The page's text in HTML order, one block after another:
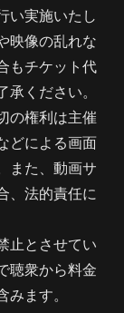
い実施いたし
映像の乱れな
もチケット代
ください。
の権利は主催
どによる画面
また、動画サ
、法的責任に
止とさせてい
聴衆から料金
みます。